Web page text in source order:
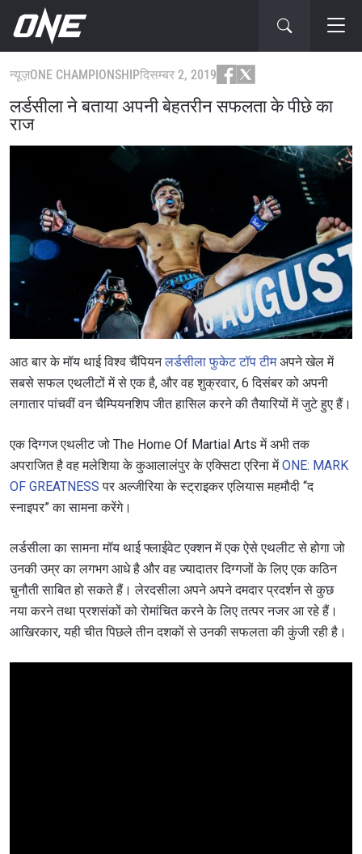
न्यूज़ONE CHAMPIONSHIPदिसम्बर 2, 2019
लर्डसीला ने बताया अपनी बेहतरीन सफलता के पीछे का
राज
आठ बार के मॉय थाई विश्व चैंपियनलर्डसीला फुकेट टॉप टीमअपने खेल में
सबसे सफल एथलीटों में से एक है, और वह शुक्रवार, 6 दिसंबर को अपनी
लगातार पांचवीं वन चैम्पियनशिप जीत हासिल करने की तैयारियों में जुटे हुए हैं।
एक दिग्गज एथलीट जो The Home Of Martial Arts में अभी तक
अपराजित है वह मलेशिया के कुआलालंपुर के एक्सिटा एरिना मेंONE: MARK
OF GREATNESS पर अल्जीरिया के स्ट्राइकर एलियास महमौदी “द
स्नाइपर” का सामना करेंगे।
लर्डसीला का सामना मॉय थाई फ्लाईवेट एक्शन में एक ऐसे एथलीट से होगा जो
उनकी उम्र का लगभग आधे है और वह ज्यादातर दिग्गजों के लिए एक कठिन
चुनौती साबित हो सकते हैं। लेरदसीला अपने अपने दमदार प्रदर्शन से कुछ
नया करने तथा प्रशसंकों को रोमांचित करने के लिए तत्पर नजर आ रहे हैं।
आखिरकार, यही चीत पिछले तीन दशकों से उनकी सफलता की कुंजी रही है।